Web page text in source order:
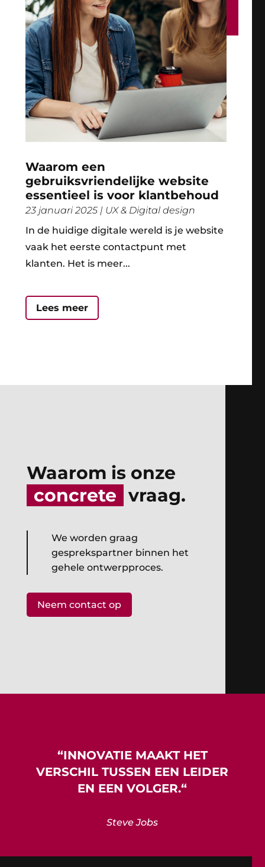
Waarom een
gebruiksvriendelijke website
essentieel is voor klantbehoud
23 januari 2025| UX & Digital design
In de huidige digitale wereld is je website
vaak het eerste contactpunt met
klanten. Het is meer...
Lees meer
Waarom is onze
concrete vraag.
We worden graag
gesprekspartner binnen het
gehele ontwerpproces.
Neem contact op
“INNOVATIEMAAKT HET
VERSCHIL TUSSEN EEN LEIDER
EN EEN VOLGER.“
Steve Jobs